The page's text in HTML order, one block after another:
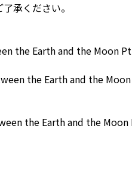
承ください。
the Earth and the Moon
the Earth and the
the Earth and the Moon